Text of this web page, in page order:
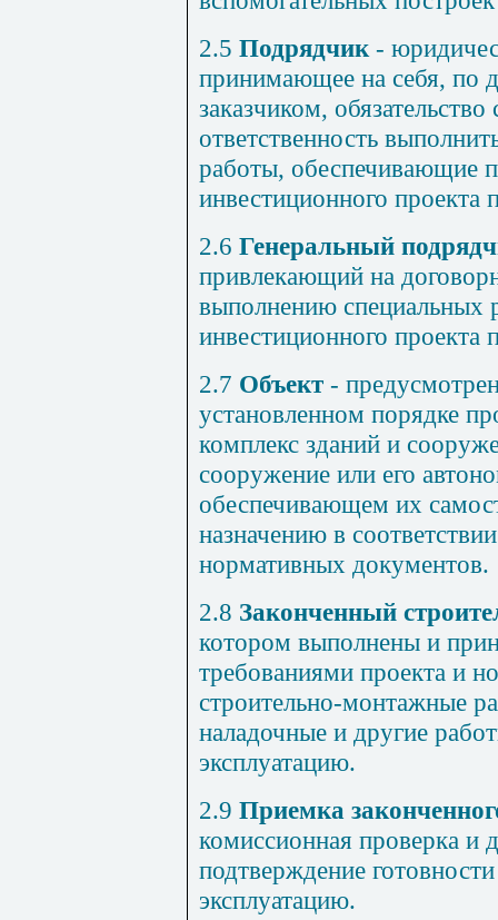
2.5 Подрядчик-
принимающее на себя, по
заказчиком,
ответственность
работы, обеспечивающие
инвестиционного проекта
2.6 Генеральный
привлекающий на
выполнению специальных
инвестиционного проекта
2.7 Объект -
установленном порядке
комплекс зданий и
сооружение или его
обеспечивающем их
назначению в
нормативных документов.
2.8 Законченный
котором выполнены и
требованиями проекта и
строительно-монтажные
наладочные и другие
эксплуатацию.
2.9 Приемка
комиссионная проверка и
подтверждение
эксплуатацию.